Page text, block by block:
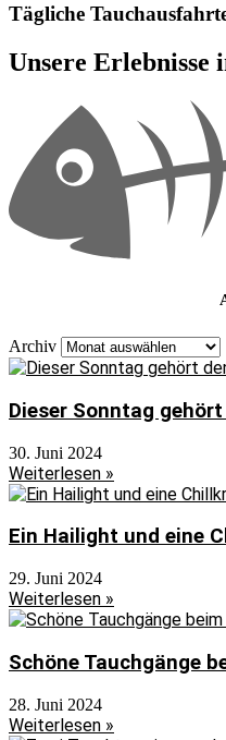
Tägliche
Unsere Erlebnisse
Archiv
Dieser Sonntag
30. Juni 2024
Weiterlesen »
Ein Hailight und eine
29. Juni 2024
Weiterlesen »
Schöne Tauchgänge
28. Juni 2024
Weiterlesen »